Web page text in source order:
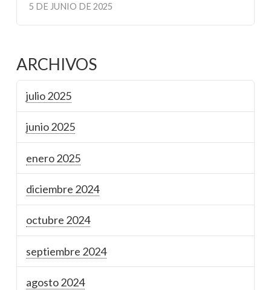
5 DE JUNIO DE 2025
ARCHIVOS
julio 2025
junio 2025
enero 2025
diciembre 2024
octubre 2024
septiembre 2024
agosto 2024